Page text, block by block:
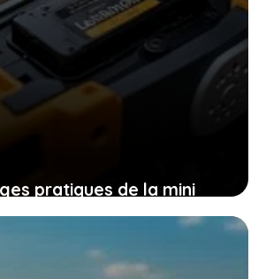
pratiques de la mini
güde mk 18-201-05 pour